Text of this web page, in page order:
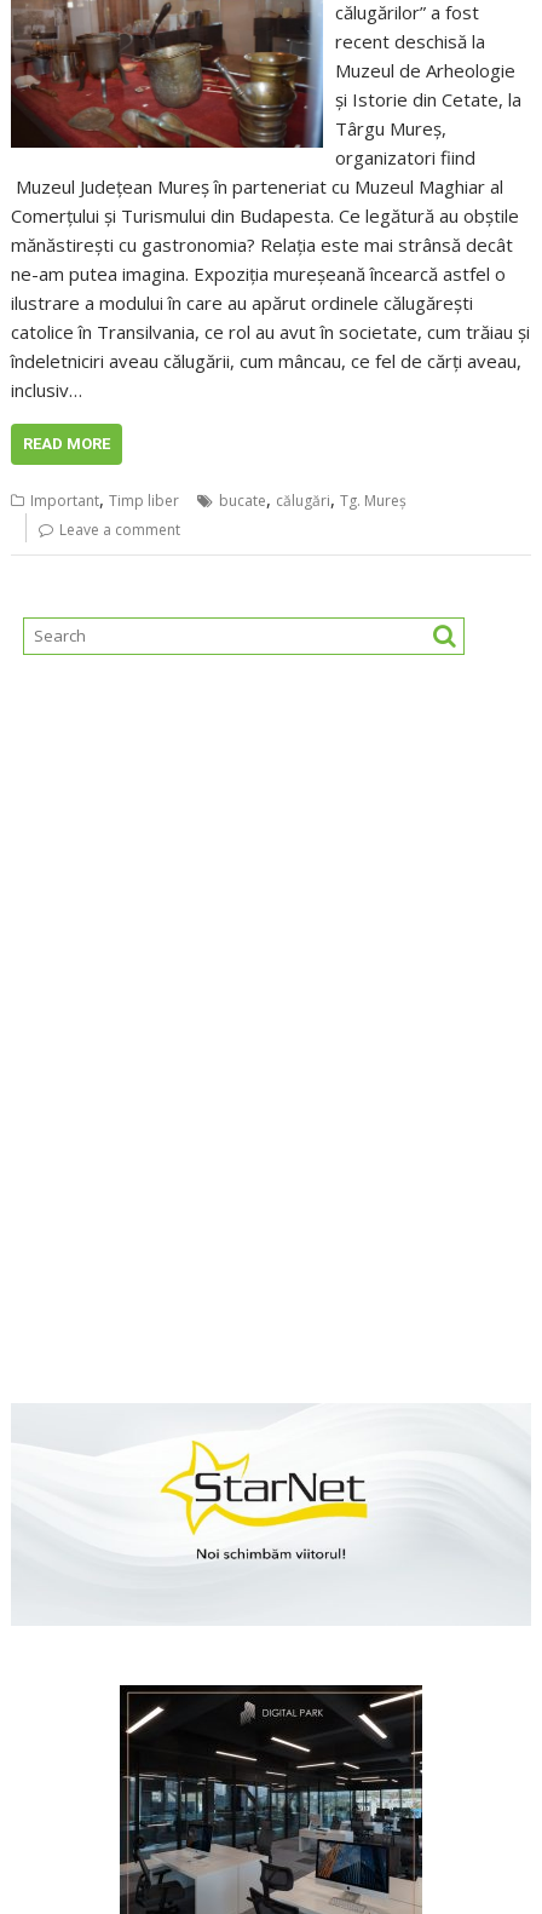
călugărilor” a fost
recent deschisă la
Muzeul de Arheologie
şi Istorie din Cetate, la
Târgu Mureş,
organizatori fiind
Muzeul Judeţean Mureş în parteneriat cu Muzeul Maghiar al
Comerţului şi Turismului din Budapesta. Ce legătură au obștile
mănăstireşti cu gastronomia? Relaţia este mai strânsă decât
ne-am putea imagina. Expoziția mureșeană încearcă astfel o
ilustrare a modului în care au apărut ordinele călugăreşti
catolice în Transilvania, ce rol au avut în societate, cum trăiau și
îndeletniciri aveau călugării, cum mâncau, ce fel de cărți aveau,
inclusiv…
READ MORE
Important,Timp liber bucate, călugări,Tg. Mureș
Leave a comment